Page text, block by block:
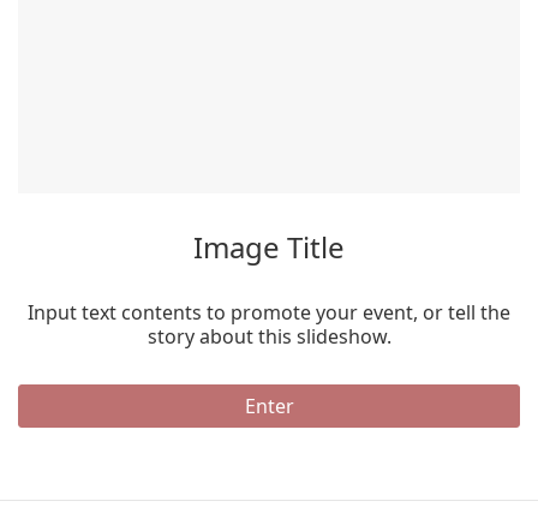
Image Title
Input text contents to promote your event, or tell the
story about this slideshow.
Enter